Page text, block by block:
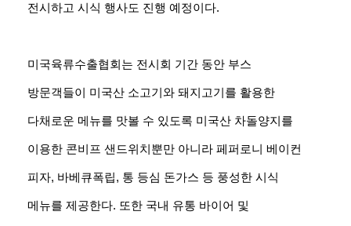
전시하고 시식 행사도 진행 예정이다.
미국육류수출협회는 전시회 기간 동안 부스
방문객들이 미국산 소고기와 돼지고기를 활용한
다채로운 메뉴를 맛볼 수 있도록 미국산 차돌양지를
이용한 콘비프 샌드위치뿐만 아니라 페퍼로니 베이컨
피자, 바베큐폭립, 통 등심 돈가스 등 풍성한 시식
메뉴를 제공한다. 또한 국내 유통 바이어 및